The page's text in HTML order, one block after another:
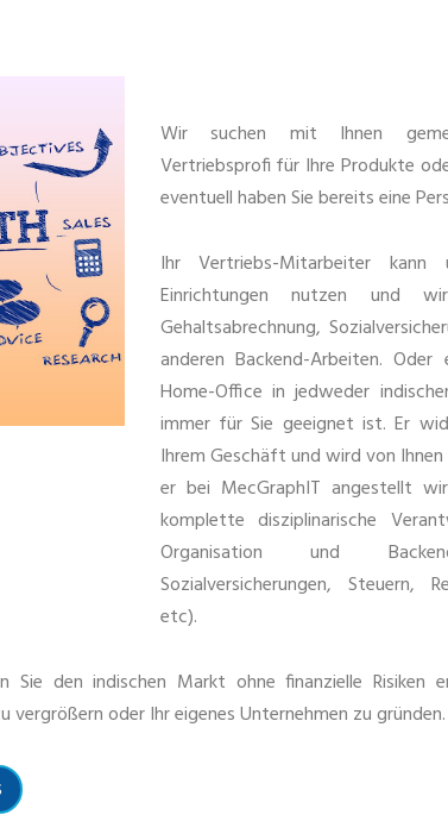
Wir suchen mit Ihnen
Vertriebsprofi für Ihre Produkte
eventuell haben Sie bereits eine
Ihr Vertriebs-Mitarbeiter
Einrichtungen nutzen und
Gehaltsabrechnung,
anderen Backend-Arbeiten.
Home-Office in jedweder
immer für Sie geeignet ist. Er
Ihrem Geschäft und wird von
er bei MecGraphIT angestellt
komplette disziplinarische
Organisation und
Sozialversicherungen, Steuern,
etc).
Sie den indischen Markt ohne finanzielle Risiken
vergrößern oder Ihr eigenes Unternehmen zu gründen.